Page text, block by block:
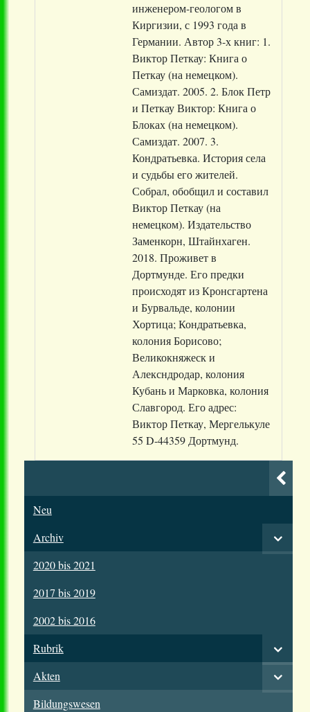
инженером-геологом в
Киргизии, с 1993 года в
Германии. Автор 3-х книг: 1.
Виктор Петкау: Книга о
Петкау (на немецком).
Самиздат. 2005. 2. Блок Петр
и Петкау Виктор: Книга о
Блоках (на немецком).
Самиздат. 2007. 3.
Кондратьевка. История села
и судьбы его жителей.
Собрал, обобщил и составил
Виктор Петкау (на
немецком). Издательство
Заменкорн, Штайнхаген.
2018. Проживет в
Дортмунде. Его предки
происходят из Кронсгартена
и Бурвальде, колонии
Хортица; Кондратьевка,
колония Борисово;
Великокняжеск и
Алексндродар, колония
Кубань и Марковка, колония
Славгород. Его адрес:
Виктор Петкау, Мергелькуле
55 D-44359 Дортмунд.
Neu
Archiv
2020 bis 2021
2017 bis 2019
2002 bis 2016
Rubrik
Akten
Bildungswesen